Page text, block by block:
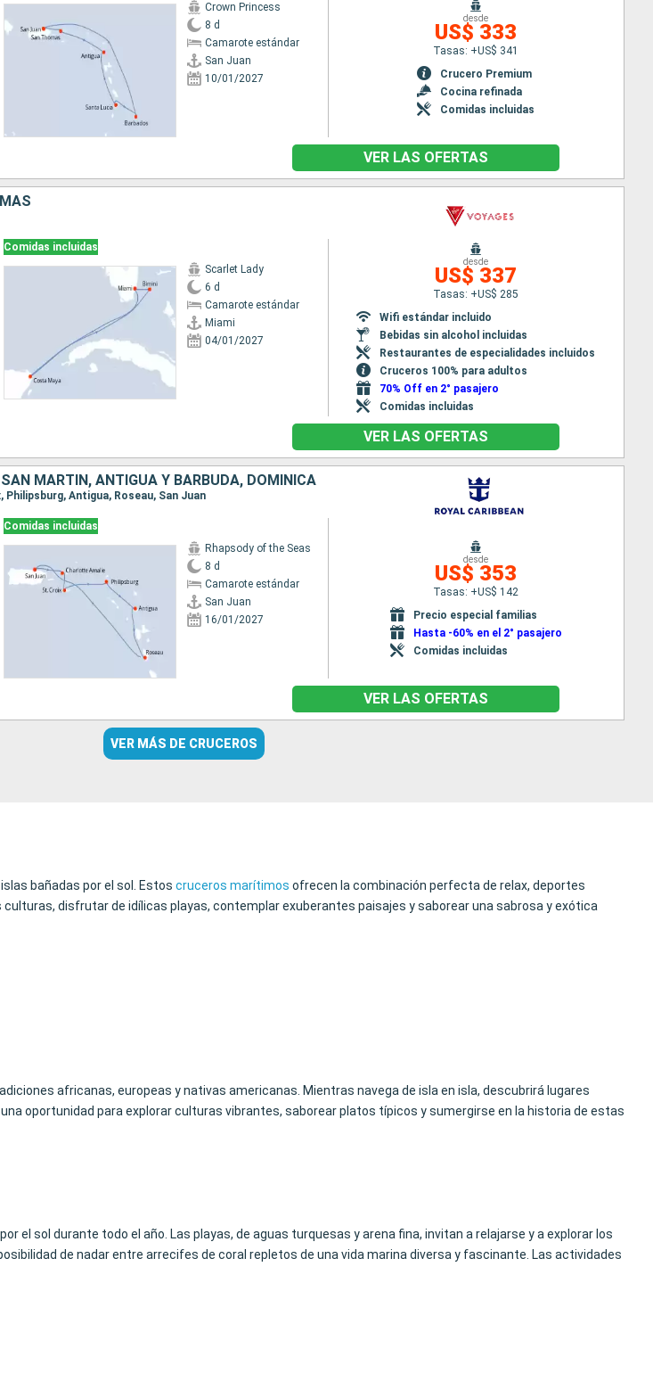
Crown Princess
8 d
Camarote estándar
San Juan
10/01/2027
desde
US$ 333
Tasas: +US$ 341
Crucero Premium
Cocina refinada
Comidas incluidas
VER LAS OFERTAS
Comidas incluidas
Scarlet Lady
6 d
Camarote estándar
Miami
04/01/2027
desde
US$ 337
Tasas: +US$ 285
Wifi estándar incluido
Bebidas sin alcohol incluidas
Restaurantes de especialidades incluidos
Cruceros 100% para adultos
70% Off en 2° pasajero
Comidas incluidas
VER LAS OFERTAS
MARTÍN, ANTIGUA Y BARBUDA, DOMINICA
Antigua, Roseau, San Juan
Comidas incluidas
Rhapsody of the Seas
8 d
Camarote estándar
San Juan
16/01/2027
desde
US$ 353
Tasas: +US$ 142
Precio especial familias
Hasta -60% en el 2° pasajero
Comidas incluidas
VER LAS OFERTAS
VER MÁS DE CRUCEROS
bañadas por el sol. Estos cruceros marítimos ofrecen la combinación perfecta de relax, deportes
disfrutar de idílicas playas, contemplar exuberantes paisajes y saborear una sabrosa y exótica
africanas, europeas y nativas americanas. Mientras navega de isla en isla, descubrirá lugares
oportunidad para explorar culturas vibrantes, saborear platos típicos y sumergirse en la historia de estas
el sol durante todo el año. Las playas, de aguas turquesas y arena fina, invitan a relajarse y a explorar los
de nadar entre arrecifes de coral repletos de una vida marina diversa y fascinante. Las actividades